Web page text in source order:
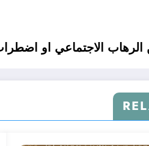
الاجتماعي او اضطراب